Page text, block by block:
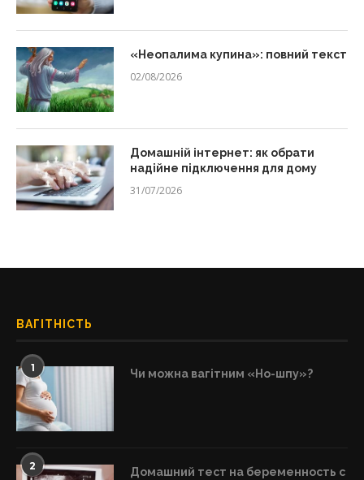
«Неопалима купина»: повний текст
02/08/2026
Домашній інтернет: як обрати
надійне підключення для дому
31/07/2026
ВАГІТНІСТЬ
1 Чи можна вагітним «Но-шпу»?
2
Домашний тест на беременность с